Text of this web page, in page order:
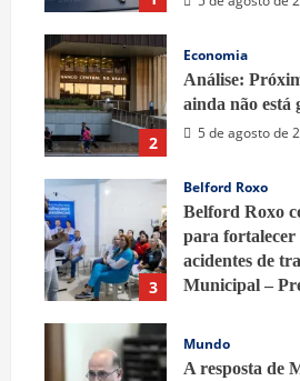
2
Economia
Análise:
ainda não está
5 de agosto de
3
Belford Roxo
Belford Roxo
para fortalecer
acidentes de
Municipal –
5 de agosto de
Mundo
A resposta de